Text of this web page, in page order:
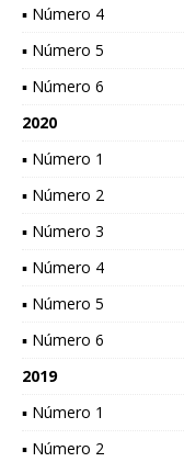
▪ Número 4
▪ Número 5
▪ Número 6
2020
▪ Número 1
▪ Número 2
▪ Número 3
▪ Número 4
▪ Número 5
▪ Número 6
2019
▪ Número 1
▪ Número 2